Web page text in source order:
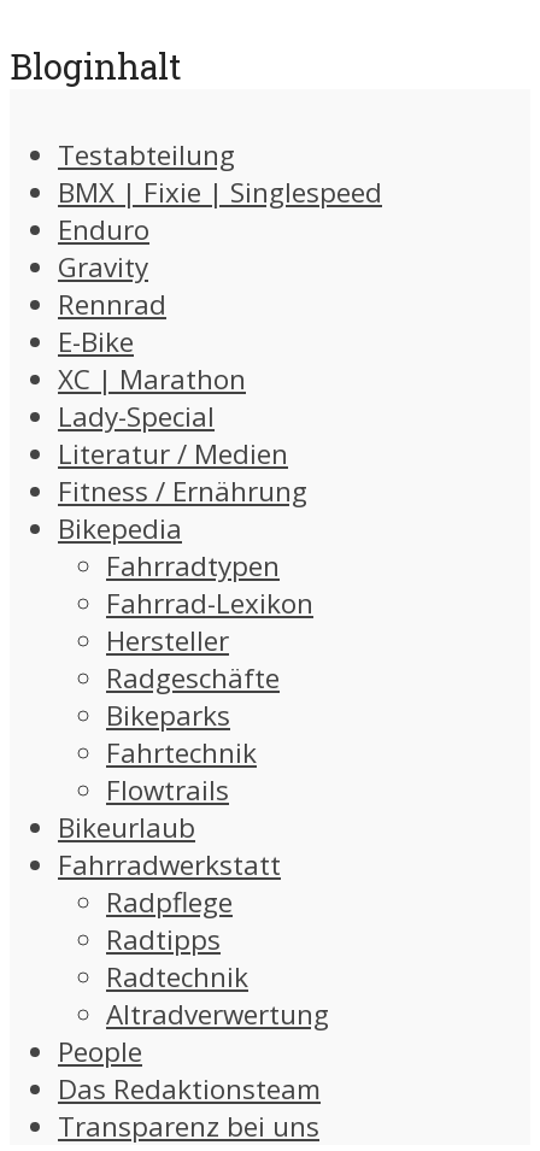
Bloginhalt
Testabteilung
BMX | Fixie | Singlespeed
Enduro
Gravity
Rennrad
E-Bike
XC | Marathon
Lady-Special
Literatur / Medien
Fitness / Ernährung
Bikepedia
Fahrradtypen
Fahrrad-Lexikon
Hersteller
Radgeschäfte
Bikeparks
Fahrtechnik
Flowtrails
Bikeurlaub
Fahrradwerkstatt
Radpflege
Radtipps
Radtechnik
Altradverwertung
People
Das Redaktionsteam
Transparenz bei uns